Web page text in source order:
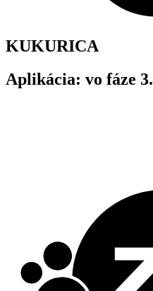
KUKURICA
Aplikácia: vo fáze